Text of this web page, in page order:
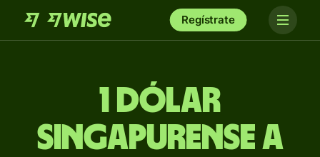
Regístrate
1 dólar
singapurense a